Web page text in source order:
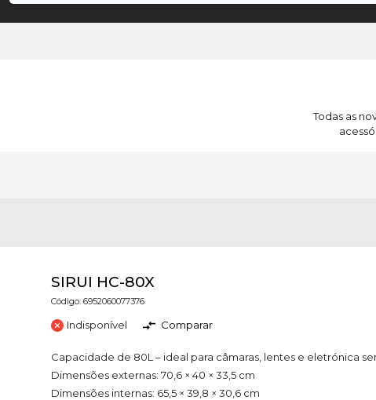
Todas as
SIRUI HC-80X
Código: 6952060077376
Indisponível Comparar
Capacidade de 80L – ideal para câmaras, lentes e eletrónica
Dimensões externas: 70,6 × 40 × 33,5 cm
Dimensões internas: 65,5 × 39,8 × 30,6 cm